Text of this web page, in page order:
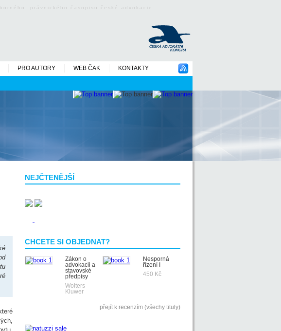
právnického časopisu české advokacie
PRO AUTORY WEB ČAK KONTAKTY
NEJČTENĚJŠÍ
CHCETE SI OBJEDNAT?
Zákon o
advokacii a
stavovské
předpisy
Wolters
Kluwer
Nesporná
řízení I
450 Kč
přejít k recenzím (všechy tituly)